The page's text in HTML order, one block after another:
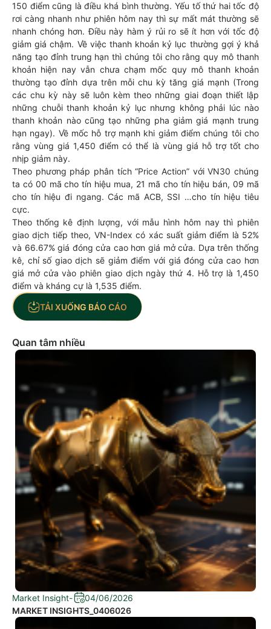
150 điểm cũng là điều khá bình thường. Yếu tố thứ hai tốc độ
rơi càng nhanh như phiên hôm nay thì sự mất mát thường sẽ
nhanh chóng hơn. Điều này hàm ý rủi ro sẽ ít hơn với tốc độ
giảm giá chậm. Về việc thanh khoản kỷ lục thường gợi ý khả
năng tạo đỉnh trung hạn thì chúng tôi cho rằng quy mô thanh
khoản hiện nay vẫn chưa chạm mốc quy mô thanh khoản
thường tạo đỉnh dựa trên mỗi chu kỳ tăng giá mạnh (Trong
các chu kỳ này sẽ luôn kèm theo những giai đoạn thiết lập
những chuỗi thanh khoản kỷ lục nhưng không phải lúc nào
thanh khoản nào cũng tạo những pha giảm giá mạnh trung
hạn ngay). Về mốc hỗ trợ mạnh khi giảm điểm chúng tôi cho
rằng vùng giá 1,450 điểm có thể là vùng giá hỗ trợ tốt cho
nhịp giảm này.
Theo phương pháp phân tích “Price Action” với VN30 chúng
ta có 00 mã cho tín hiệu mua, 21 mã cho tín hiệu bán, 09 mã
cho tín hiệu đi ngang. Các mã ACB, SSI …cho tín hiệu tiêu
cực.
Theo thống kê định lượng, với mẫu hình hôm nay thì phiên
giao dịch tiếp theo, VN-Index có xác suất giảm điểm là 52%
và 66.67% giá đóng cửa cao hơn giá mở cửa. Dựa trên thống
kê, chỉ số giao dịch sẽ giảm điểm với giá đóng cửa cao hơn
giá mở cửa vào phiên giao dịch ngày thứ 4. Hỗ trợ là 1,450
điểm và kháng cự là 1,535 điểm.
TẢI XUỐNG BÁO CÁO
Quan tâm nhiều
Market Insight-
04/06/2026
MARKET INSIGHTS_0406026